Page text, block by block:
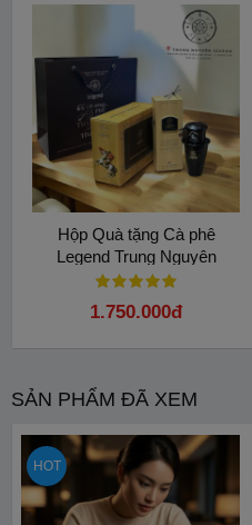
Hộp Quà tặng Cà phê
Legend Trung Nguyên
1.750.000đ
SẢN PHẨM ĐÃ XEM
HOT